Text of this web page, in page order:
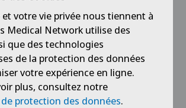
apprentis
Solothurn
Chirurgical des Eaux-Vives
Blenio
votre vie privée nous tiennent à
Medical Network utilise des
que des technologies
de la protection des données
votre expérience en ligne.
plus, consultez notre
protection des données.